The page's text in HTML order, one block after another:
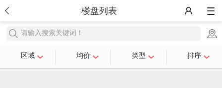
楼盘列表
请输入搜索关键词！
区域 均价 类型 排序